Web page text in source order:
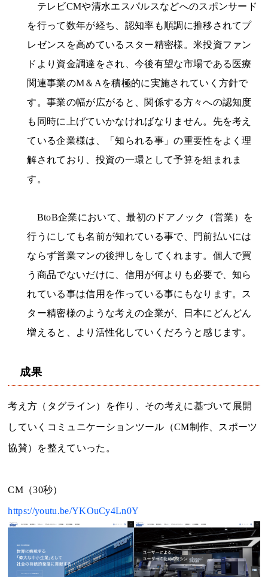
テレビCMや清水エスパルスなどへのスポンサード
を行って数年が経ち、認知率も順調に推移されてプ
レゼンスを高めているスター精密様。米投資ファン
ドより資金調達をされ、今後有望な市場である医療
関連事業のM＆Aを積極的に実施されていく方針で
す。事業の幅が広がると、関係する方々への認知度
も同時に上げていかなければなりません。先を考え
ている企業様は、「知られる事」の重要性をよく理
解されており、投資の一環として予算を組まれま
す。
BtoB企業において、最初のドアノック（営業）を
行うにしても名前が知れている事で、門前払いには
ならず営業マンの後押しをしてくれます。個人で買
う商品でないだけに、信用が何よりも必要で、知ら
れている事は信用を作っている事にもなります。ス
ター精密様のような考えの企業が、日本にどんどん
増えると、より活性化していくだろうと感じます。
成果
考え方（タグライン）を作り、その考えに基づいて展開
していくコミュニケーションツール（CM制作、スポーツ
協賛）を整えていった。
CM（30秒）
https://youtu.be/YKOuCy4Ln0Y